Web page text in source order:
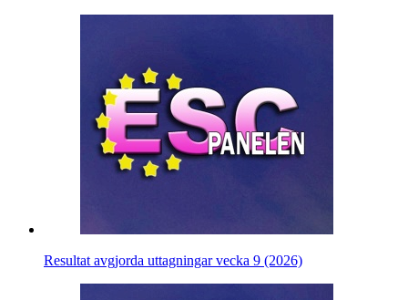
Resultat avgjorda uttagningar vecka 9 (2026)